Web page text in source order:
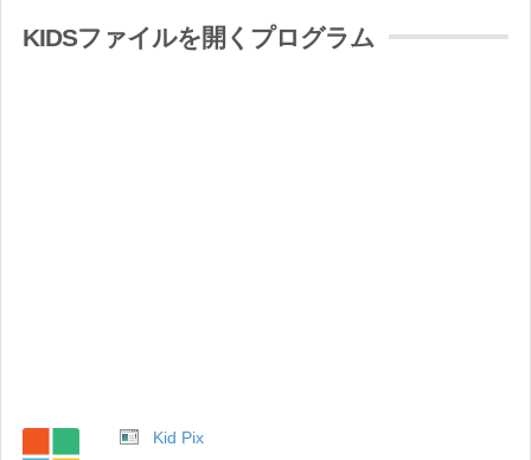
KIDSファイルを開くプログラム
Kid Pix